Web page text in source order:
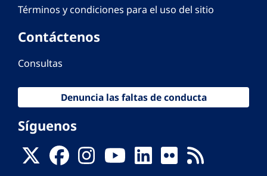
Términos y condiciones para el uso del sitio
Contáctenos
Consultas
Denuncia las faltas de conducta
Síguenos